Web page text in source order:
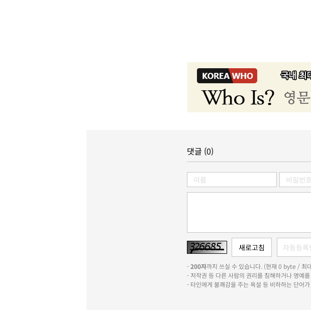
댓글 (0)
-200자까지 쓰실 수 있습니다. (현재 0 byte / 최
- 저작권 등 다른 사람의 권리를 침해하거나 명예
- 타인에게 불쾌감을 주는 욕설 등 비하하는 단어